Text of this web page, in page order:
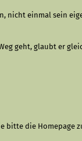
nicht einmal sein
geht, glaubt er
bitte die Homepage